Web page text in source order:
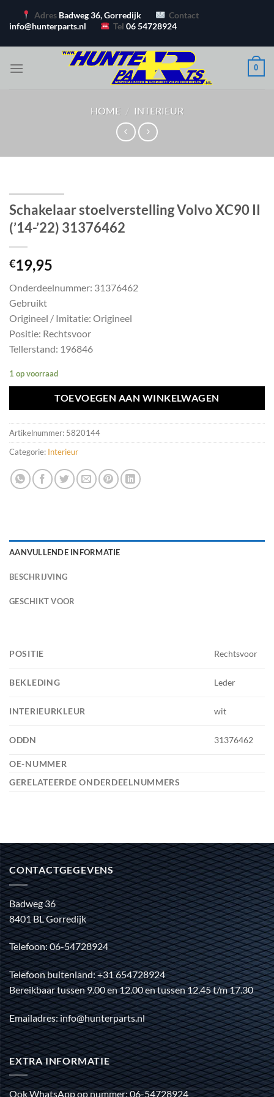
naar
Adres Badweg 36, Gorredijk
Contact
info@hunterparts.nl
Tel06 54728924
0
HOME / INTERIEUR
Schakelaar stoelverstelling Volvo XC90 II
(’14-’22) 31376462
€19,95
Onderdeelnummer: 31376462
Gebruikt
Origineel / Imitatie: Origineel
Positie: Rechtsvoor
Tellerstand: 196846
1 op voorraad
TOEVOEGEN AAN WINKELWAGEN
Artikelnummer: 5820144
Categorie: Interieur
AANVULLENDE INFORMATIE
BESCHRIJVING
GESCHIKT VOOR
POSITIE Rechtsvoor
BEKLEDING Leder
INTERIEURKLEUR wit
ODDN 31376462
OE-NUMMER
GERELATEERDE ONDERDEELNUMMERS
CONTACTGEGEVENS
Badweg 36
8401 BL Gorredijk
Telefoon: 06-54728924
Telefoon buitenland: +31 654728924
Bereikbaar tussen 9.00 en 12.00 en tussen 12.45 t/m 17.30
Emailadres: info@hunterparts.nl
EXTRA INFORMATIE
Ook WhatsApp op nummer: 06-54728924